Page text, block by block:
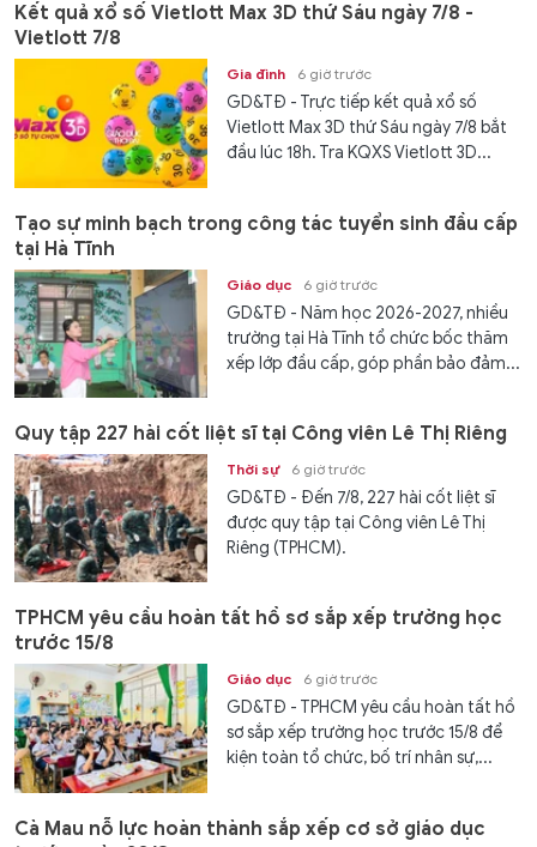
Kết quả xổ số Vietlott Max 3D thứ Sáu ngày 7/8 -
Vietlott 7/8
Gia đình 6 giờ trước
GD&TĐ - Trực tiếp kết quả xổ số
Vietlott Max 3D thứ Sáu ngày 7/8 bắt
đầu lúc 18h. Tra KQXS Vietlott 3D...
Tạo sự minh bạch trong công tác tuyển sinh đầu cấp
tại Hà Tĩnh
Giáo dục 6 giờ trước
GD&TĐ - Năm học 2026-2027, nhiều
trường tại Hà Tĩnh tổ chức bốc thăm
xếp lớp đầu cấp, góp phần bảo đảm...
Quy tập 227 hài cốt liệt sĩ tại Công viên Lê Thị Riêng
Thời sự 6 giờ trước
GD&TĐ - Đến 7/8, 227 hài cốt liệt sĩ
được quy tập tại Công viên Lê Thị
Riêng (TPHCM).
TPHCM yêu cầu hoàn tất hồ sơ sắp xếp trường học
trước 15/8
Giáo dục 6 giờ trước
GD&TĐ - TPHCM yêu cầu hoàn tất hồ
sơ sắp xếp trường học trước 15/8 để
kiện toàn tổ chức, bố trí nhân sự,...
Cà Mau nỗ lực hoàn thành sắp xếp cơ sở giáo dục